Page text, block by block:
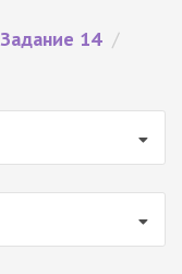
Задание 14 /